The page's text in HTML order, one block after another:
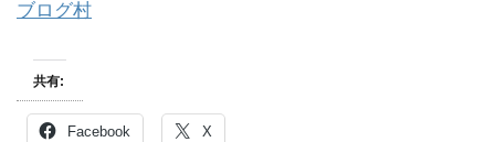
ブログ村
共有:
Facebook X